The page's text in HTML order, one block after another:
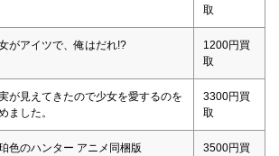
取
がアイツで、俺はだれ!?
1200円買
取
が見えてきたので少女を愛するのを
ました。
3300円買
取
色のハンター アニメ同梱版
3500円買